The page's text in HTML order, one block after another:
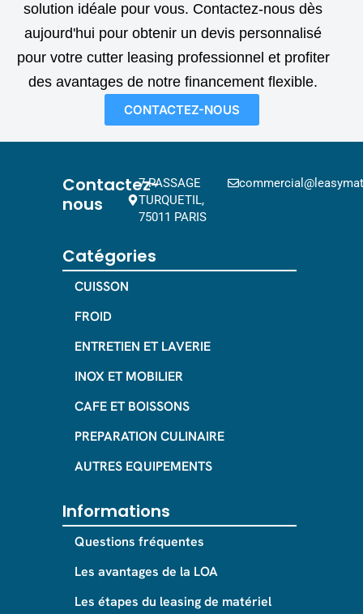
solution idéale pour vous. Contactez-nous dès
aujourd'hui pour obtenir un devis personnalisé
pour votre cutter leasing professionnel et profiter
des avantages de notre financement flexible.
CONTACTEZ-NOUS
Contactez-
nous
7 PASSAGE
TURQUETIL,
75011 PARIS
Catégories
CUISSON
FROID
ENTRETIEN ET LAVERIE
INOX ET MOBILIER
CAFE ET BOISSONS
PREPARATION CULINAIRE
AUTRES EQUIPEMENTS
Informations
Questions fréquentes
Les avantages de la LOA
Les étapes du leasing de matériel